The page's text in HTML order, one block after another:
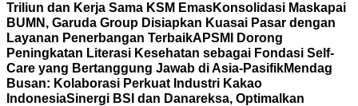
Triliun dan Kerja Sama KSM EmasKonsolidasi Maskapai
BUMN, Garuda Group Disiapkan Kuasai Pasar dengan
Layanan Penerbangan TerbaikAPSMI Dorong
Peningkatan Literasi Kesehatan sebagai Fondasi Self-
Care yang Bertanggung Jawab di Asia-PasifikMendag
Busan: Kolaborasi Perkuat Industri Kakao
IndonesiaSinergi BSI dan Danareksa, Optimalkan